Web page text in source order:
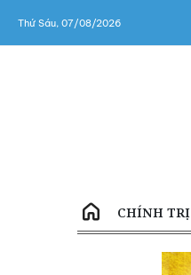
Thứ Sáu, 07/08/2026
CHÍNH TRỊ